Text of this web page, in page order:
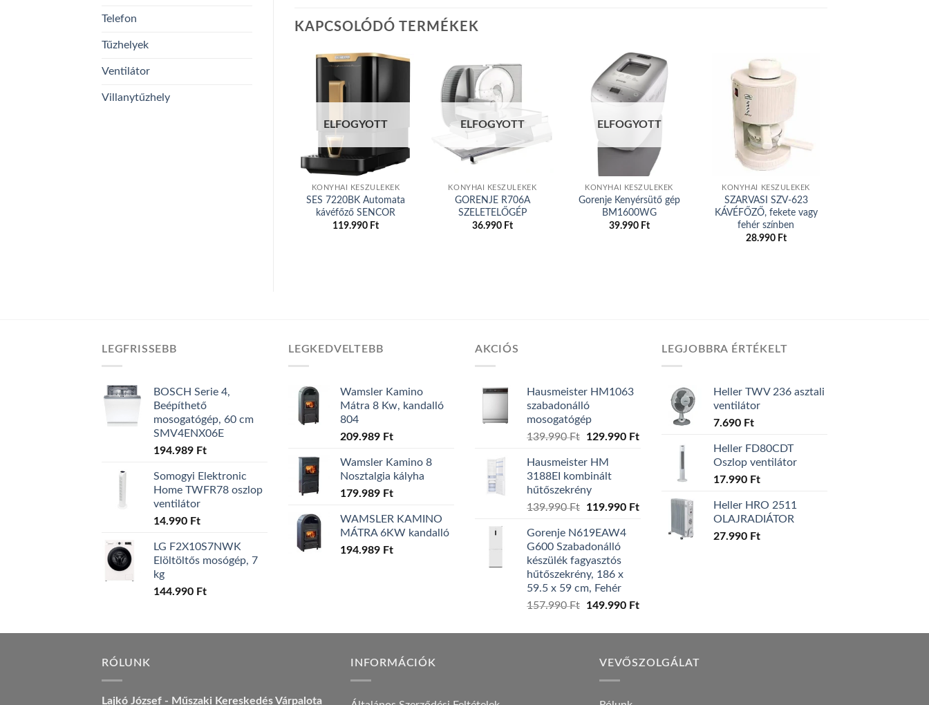
Telefon
Tűzhelyek
Ventilátor
Villanytűzhely
KAPCSOLÓDÓ TERMÉKEK
ELFOGYOTT
KONYHAI KÉSZÜLÉKEK
SES 7220BK Automata
kávéfőző SENCOR
119.990 Ft
Add to
ELFOGYOTT
KONYHAI KÉSZÜLÉKEK
GORENJE R706A
SZELETELŐGÉP
36.990 Ft
Add to
ELFOGYOTT
KONYHAI KÉSZÜLÉKEK
Gorenje Kenyérsütő gép
BM1600WG
39.990 Ft
Add to
KONYHAI KÉSZÜLÉKEK
SZARVASI SZV-623
KÁVÉFŐZŐ, fekete vagy
fehér színben
28.990 Ft
LEGFRISSEBB
BOSCH Serie 4,
Beépíthető
mosogatógép, 60 cm
SMV4ENX06E
194.989 Ft
Somogyi Elektronic
Home TWFR78 oszlop
ventilátor
14.990 Ft
LG F2X10S7NWK
Elöltöltős mosógép, 7
kg
144.990 Ft
LEGKEDVELTEBB
Wamsler Kamino
Mátra 8 Kw, kandalló
804
209.989 Ft
Wamsler Kamino 8
Nosztalgia kályha
179.989 Ft
WAMSLER KAMINO
MÁTRA 6KW kandalló
194.989 Ft
AKCIÓS
Hausmeister HM1063
szabadonálló
mosogatógép
139.990Ft
Original
was:
139.990 Ft.
129.990 FtCurrent
129.990 Ft.
Hausmeister HM
3188EI kombinált
hűtőszekrény
139.990Ft
Original
was:
139.990 Ft.
119.990 FtCurrent
Gorenje N619EAW4
G600 Szabadonálló
készülék fagyasztós
hűtőszekrény, 186 x
59.5 x 59 cm, Fehér
157.990Ft
Original
was:
149.990 FtCurrent
is:
LEGJOBBRA ÉRTÉKELT
Heller TWV 236 asztali
ventilátor
7.690 Ft
Heller FD80CDT
Oszlop ventilátor
17.990 Ft
Heller HRO 2511
OLAJRADIÁTOR
27.990 Ft
RÓLUNK
Lajkó József - Műszaki Kereskedés Várpalota
INFORMÁCIÓK VEVŐSZOLGÁLAT